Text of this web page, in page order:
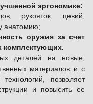
эргономике:
рукояток, цевий,
анатомию;
оружия за счет
комплектующих.
деталей на новые,
материалов и с
позволяет
и повысить ее